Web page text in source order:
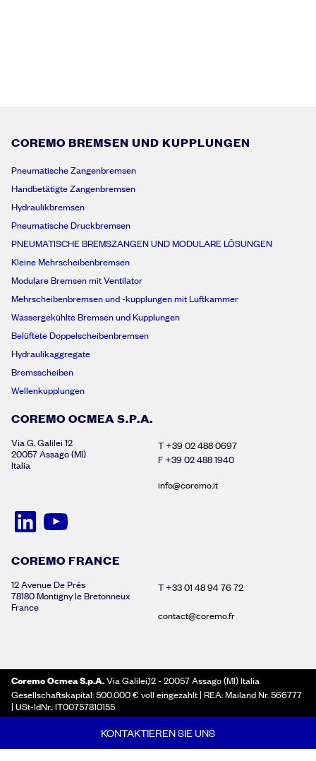
COREMO BREMSEN UND KUPPLUNGEN
Pneumatische Zangenbremsen
Handbetätigte Zangenbremsen
Hydraulikbremsen
Pneumatische Druckbremsen
PNEUMATISCHE BREMSZANGEN UND MODULARE LÖSUNGEN
Kleine Mehrscheibenbremsen
Modulare Bremsen mit Ventilator
Mehrscheibenbremsen und -kupplungen mit Luftkammer
Wassergekühlte Bremsen und Kupplungen
Belüftete Doppelscheibenbremsen
Hydraulikaggregate
Bremsscheiben
Wellenkupplungen
COREMO OCMEA S.P.A.
Via G. Galilei 12
20057 Assago (MI)
Italia
T+39 02 488 0697
F +39 02 488 1940
info@coremo.it
COREMO FRANCE
12 Avenue De Prés
78180 Montigny le Bretonneux
France
T+33 01 48 94 76 72
contact@coremo.fr
Coremo Ocmea S.p.A.Via Galilei,12 - 20057 Assago (MI) Italia
Gesellschaftskapital: 500.000 € voll eingezahlt | REA: Mailand Nr. 566777
| USt-IdNr.: IT00757810155
DATENSCHUTZERKLÄRUNG ZU COOKIES
ALLGEMEINE GESCHÄFTSBEDINGUNGEN
KONTAKTIEREN SIE UNS